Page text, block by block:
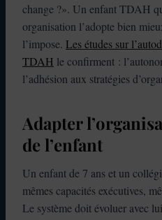
change ?». Un enfant TDAH
organisation l’adopte bien
l’impose. Les études sur
TDAH le confirment :
l’adhésion aux stratégies
Adapter
de l’enfant
Un enfant de 7 ans et un
mêmes capacités exécutives,
Le système doit évoluer avec